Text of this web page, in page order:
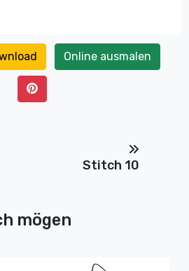
Online ausmalen
Stitch 10
mögen